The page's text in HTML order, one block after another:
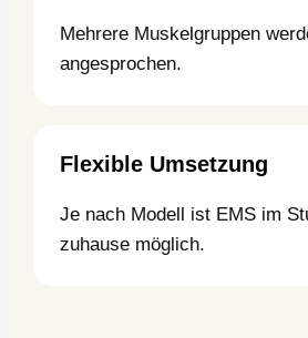
Mehrere Muskelgruppen
angesprochen.
Flexible Umsetzung
Je nach Modell ist EMS im
zuhause möglich.